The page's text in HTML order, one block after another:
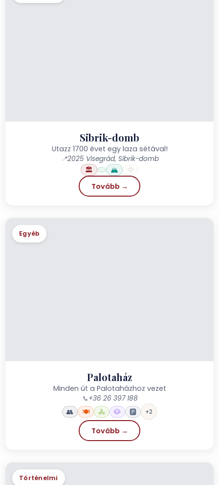
Sibrik-domb
Utazz 1700 évet egy laza sétával!
📍2025 Visegrád, Sibrik-domb
🏛️ 🏔️
🦅
Tovább →
Egyéb
Palotaház
Minden út a Palotaházhoz vezet
📞+36 26 397 188
👥 🍽️ 🚴 🐶 🅿️ +2
Tovább →
Történelmi